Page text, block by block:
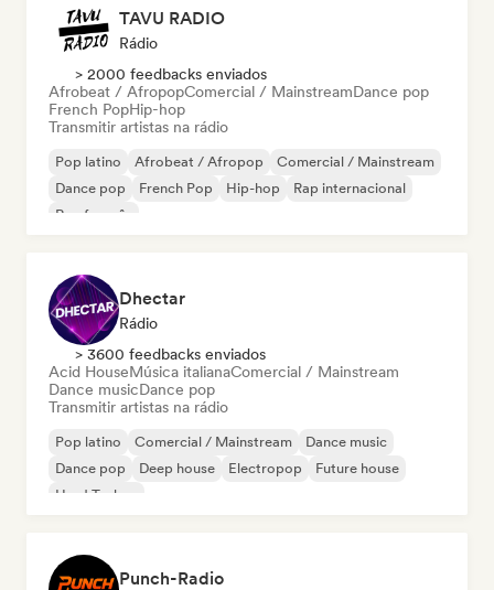
TAVU RADIO
Rádio
> 2000 feedbacks enviados
Afrobeat / AfropopComercial / MainstreamDance pop
French PopHip-hop
Transmitir artistas na rádio
Pop latino Afrobeat / Afropop
Comercial / Mainstream
Dance pop
French Pop Hip-hop
Rap internacional
Rap francês
Dhectar
Rádio
> 3600 feedbacks enviados
Acid HouseMúsica italianaComercial / Mainstream
Dance musicDance pop
Transmitir artistas na rádio
Pop latino Comercial / Mainstream
Dance music
Dance pop
Deep house Electropop
Future house
Hard Techno
Punch-Radio